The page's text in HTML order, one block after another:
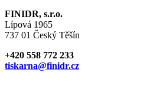
FINIDR, s.r.o.
Lípová 1965
737 01 Český Těšín
+420 558 772 233
tiskarna@finidr.cz